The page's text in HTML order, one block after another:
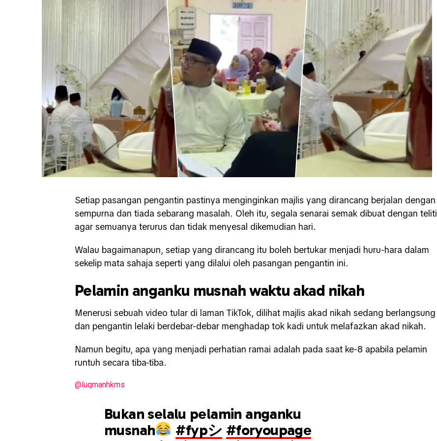
Setiap pasangan pengantin pastinya menginginkan majlis yang dirancang berjalan dengan
sempurna dan tiada sebarang masalah. Oleh itu, segala senarai semak dibuat dengan teliti
agar semuanya terurus dan tidak menyesal dikemudian hari.
Walau bagaimanapun, setiap yang dirancang itu boleh bertukar menjadi huru-hara dalam
sekelip mata sahaja seperti yang dilalui oleh pasangan pengantin ini.
Pelamin anganku musnah waktu akad nikah
Menerusi sebuah video tular di laman TikTok, dilihat majlis akad nikah sedang berlangsung
dan pengantin lelaki berdebar-debar menghadap tok kadi untuk melafazkan akad nikah.
Namun begitu, apa yang menjadi perhatian ramai adalah pada saat ke-8 apabila pelamin
runtuh secara tiba-tiba.
@luqmanhkms
Bukan selalu pelamin anganku
musnah
#fypシ #foryoupage